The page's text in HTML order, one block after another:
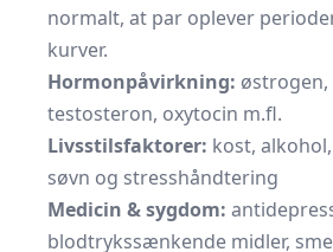
normalt, at par oplever
kurver.
Hormonpåvirkning:
testosteron, oxytocin m.fl.
Livsstilsfaktorer: kost,
søvn og stresshåndtering
Medicin & sygdom:
blodtrykssænkende midler,